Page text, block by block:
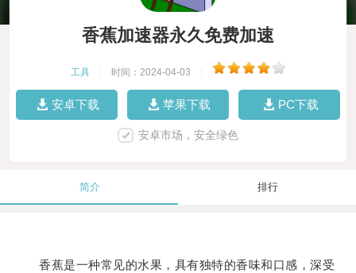
香蕉加速器永久免费加速
工具 时间：2024-04-03
安卓下载 苹果下载 PC下载
安卓市场，安全绿色
简介 排行
香蕉是一种常见的水果，具有独特的香味和口感，深受